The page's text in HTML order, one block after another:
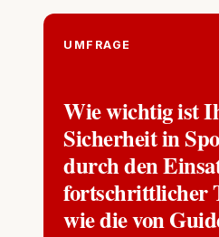
UMFRAGE
Wie wichtig ist
Sicherheit in
durch den
fortschrittlicher
wie die von